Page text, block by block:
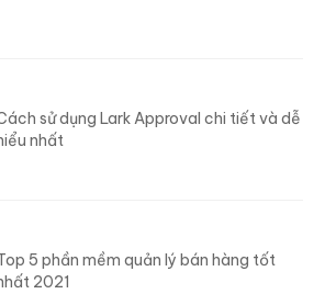
sử dụng Lark Approval chi tiết và dễ
nhất
5 phần mềm quản lý bán hàng tốt
2021